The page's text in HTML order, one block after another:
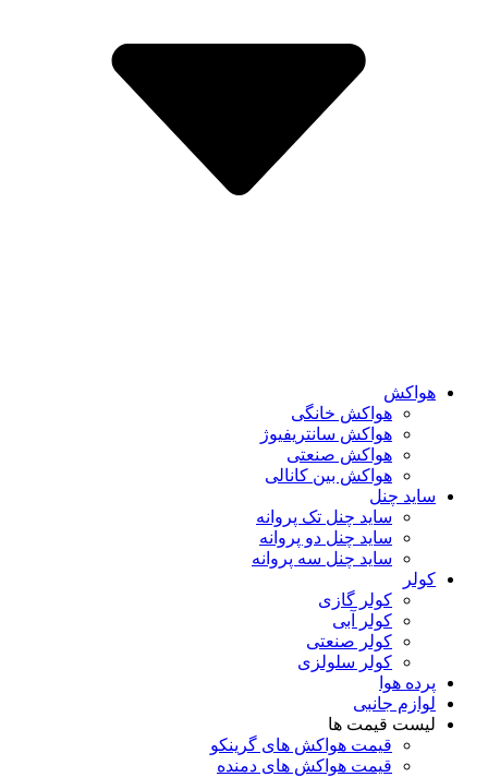
هواکش
هواکش خانگی
هواکش سانتریفیوژ
هواکش صنعتی
هواکش بین کانالی
ساید چنل
ساید چنل تک پروانه
ساید چنل دو پروانه
ساید چنل سه پروانه
کولر
کولر گازی
کولر آبی
کولر صنعتی
کولر سلولزی
پرده هوا
لوازم جانبی
لیست قیمت ها
قیمت هواکش های گرینکو
قیمت هواکش های دمنده